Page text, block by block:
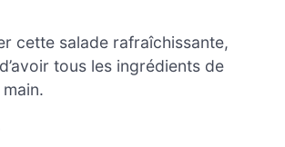
cette salade rafraîchissante,
tous les ingrédients de